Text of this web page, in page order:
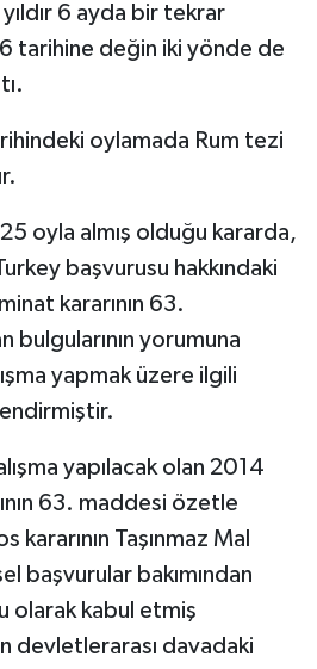
6 ayda bir tekrar
tarihine değin iki yönde de
oylamada Rum tezi
oyla almış olduğu kararda,
başvurusu hakkındaki
kararının 63.
bulgularının yorumuna
yapmak üzere ilgili
yapılacak olan 2014
63. maddesi özetle
Taşınmaz Mal
başvurular bakımından
olarak kabul etmiş
devletlerarası davadaki